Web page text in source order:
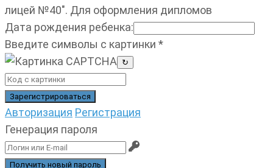
лицей №40". Для оформления дипломов
Дата рождения ребенка:
Введите символы с картинки *
↻
Авторизация Регистрация
Генерация пароля